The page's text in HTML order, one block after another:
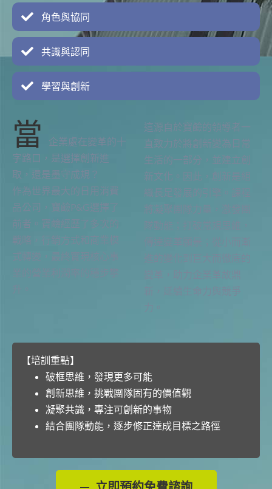
角色與協同
共識與認同
學習與創新
當
企業處在變革的十
字路口，是選擇創新進
取，還是墨守成規？
作為世界最大的日用消費
品公司，寶鹼P&G選擇了
前者。寶鹼經歷了多次的
戰略，行銷方式和商業模
式轉變，最終實現核心事
業的營業利潤率的穩步攀
升。
這源自於寶鹼的領導者一
直致力於將創新變為日常
生活的一部分，並建立創
新文化。因此，創新是組
織長足發展的引擎。課程
將凝聚團隊力量，激發團
隊動能；打破常規思維，
傳達變革願景；從小而漸
進的變化到巨大而徹底的
變革，助力企業革故鼎
新，延續生命力與競爭
【培訓重點】
破框思維，發現更多可能
創新思維，挑戰團隊固有的價值觀
凝聚共識，專注可創新的事物
結合團隊動能，逐步修正達成目標之路徑